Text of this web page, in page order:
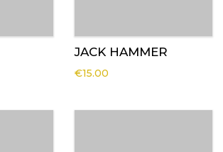
JACK HAMMER
€15.00